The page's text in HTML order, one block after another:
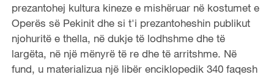
prezantohej kultura kineze e mishëruar në kostumet e
Operës së Pekinit dhe si t'i prezantoheshin publikut
njohuritë e thella, në dukje të lodhshme dhe të
largëta, në një mënyrë të re dhe të arritshme. Në
fund, u materializua një libër enciklopedik 340 faqesh